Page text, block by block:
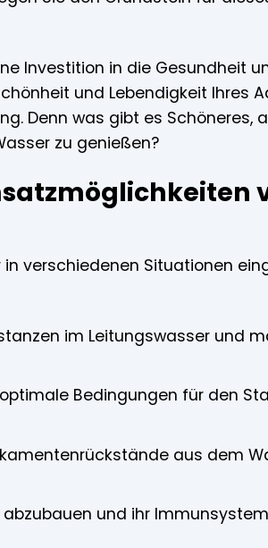
Investition in die Gesundheit
und Lebendigkeit Ihres
Denn was gibt es Schöneres,
zu genießen?
verschiedenen Situationen
im Leitungswasser und
Bedingungen für den
aus dem
abzubauen und ihr